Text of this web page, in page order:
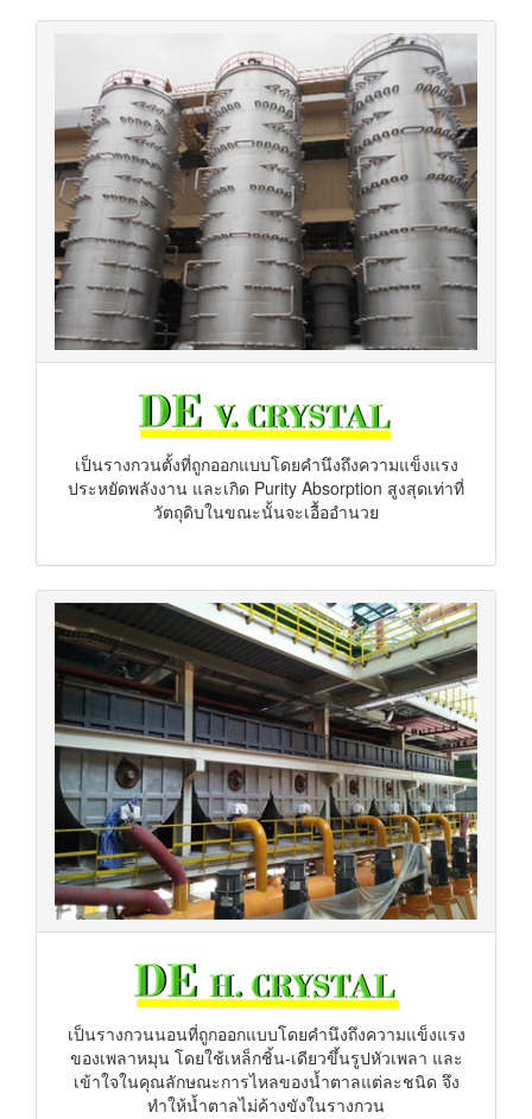
เป็นรางกวนตั้งที่ถูกออกแบบโดยคำนึงถึงความแข็งแรง
ประหยัดพลังงาน และเกิด Purity Absorption สูงสุดเท่าที่
วัตถุดิบในขณะนั้นจะเอื้ออำนวย
เป็นรางกวนนอนที่ถูกออกแบบโดยคำนึงถึงความแข็งแรง
ของเพลาหมุน โดยใช้เหล็กชิ้น-เดียวขึ้นรูปหัวเพลา และ
เข้าใจในคุณลักษณะการไหลของน้ำตาลแต่ละชนิด จึง
ทำให้น้ำตาลไม่ค้างขังในรางกวน